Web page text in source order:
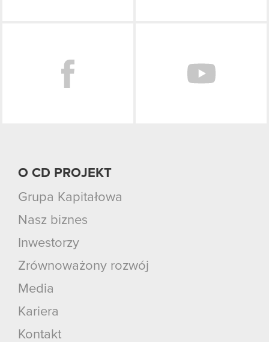
O CD PROJEKT
Grupa Kapitałowa
Nasz biznes
Inwestorzy
Zrównoważony rozwój
Media
Kariera
Kontakt